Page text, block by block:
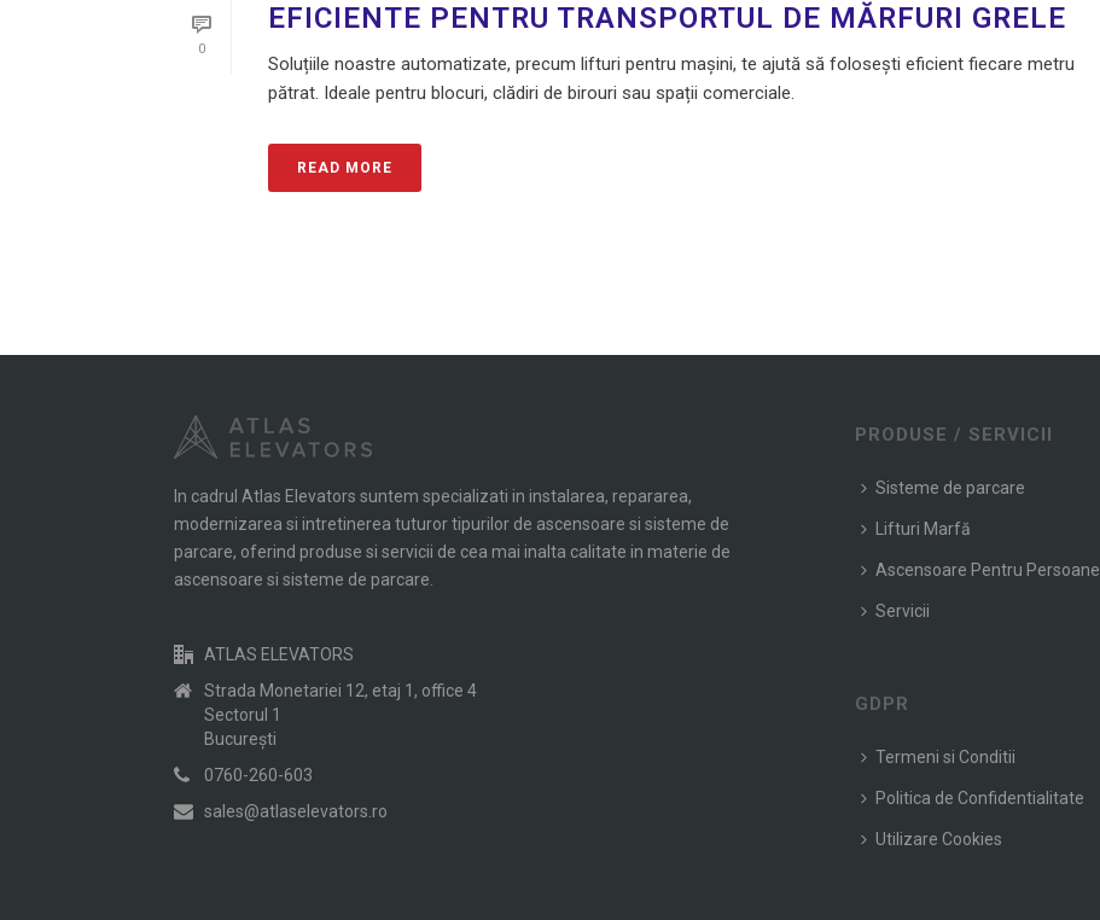
0
EFICIENTE PENTRU TRANSPORTUL DE MĂRFURI GRELE
Soluțiile noastre automatizate, precum lifturi pentru mașini, te ajută să folosești eficient fiecare metru
pătrat. Ideale pentru blocuri, clădiri de birouri sau spații comerciale.
READ MORE
In cadrul Atlas Elevators suntem specializati in instalarea, repararea,
modernizarea si intretinerea tuturor tipurilor de ascensoare si sisteme de
parcare, oferind produse si servicii de cea mai inalta calitate in materie de
ascensoare si sisteme de parcare.
ATLAS ELEVATORS
Strada Monetariei 12, etaj 1, office 4
Sectorul 1
Bucureşti
0760-260-603
sales@atlaselevators.ro
PRODUSE / SERVICII
Sisteme de parcare
Lifturi Marfă
Ascensoare Pentru Persoane
Servicii
GDPR
Termeni si Conditii
Politica de Confidentialitate
Utilizare Cookies